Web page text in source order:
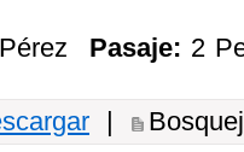
Pasaje: 2
|